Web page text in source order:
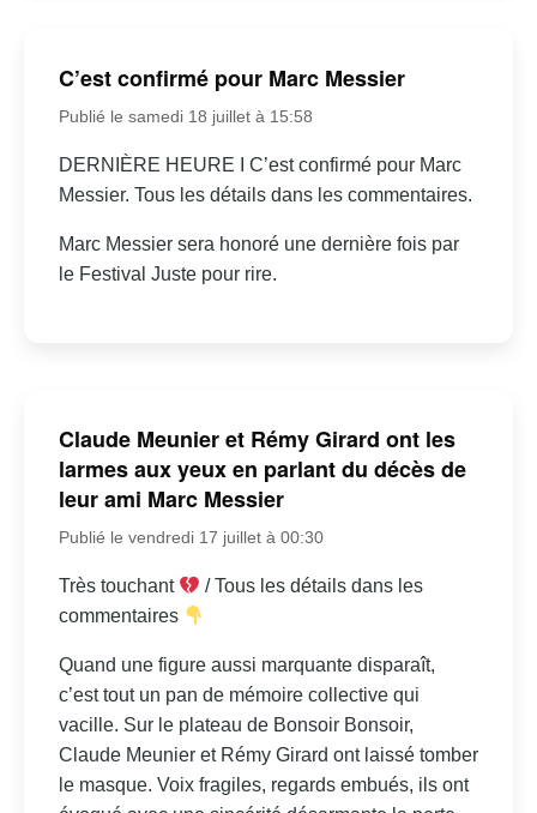
C’est confirmé pour Marc Messier
Publié le samedi 18 juillet à 15:58
DERNIÈRE HEURE I C’est confirmé pour Marc
Messier. Tous les détails dans les commentaires.
Marc Messier sera honoré une dernière fois par
le Festival Juste pour rire.
Claude Meunier et Rémy Girard ont les
larmes aux yeux en parlant du décès de
leur ami Marc Messier
Publié le vendredi 17 juillet à 00:30
Très touchant
/ Tous les détails dans les
commentaires
Quand une figure aussi marquante disparaît,
c’est tout un pan de mémoire collective qui
vacille. Sur le plateau de Bonsoir Bonsoir,
Claude Meunier et Rémy Girard ont laissé tomber
le masque. Voix fragiles, regards embués, ils ont